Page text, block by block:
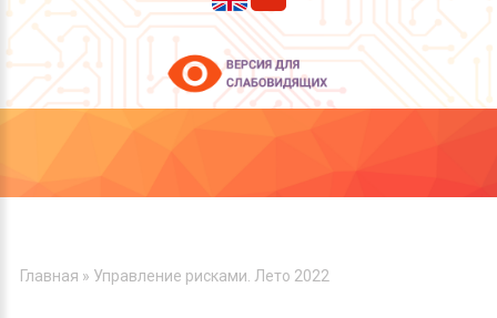
ВЫ ЗДЕСЬ
Главная » Управление рисками. Лето 2022